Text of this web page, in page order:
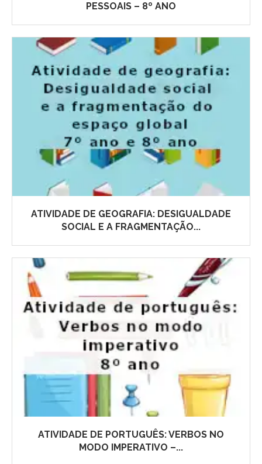
PESSOAIS – 8º ANO
ATIVIDADE DE GEOGRAFIA: DESIGUALDADE
SOCIAL E A FRAGMENTAÇÃO...
ATIVIDADE DE PORTUGUÊS: VERBOS NO
MODO IMPERATIVO –...